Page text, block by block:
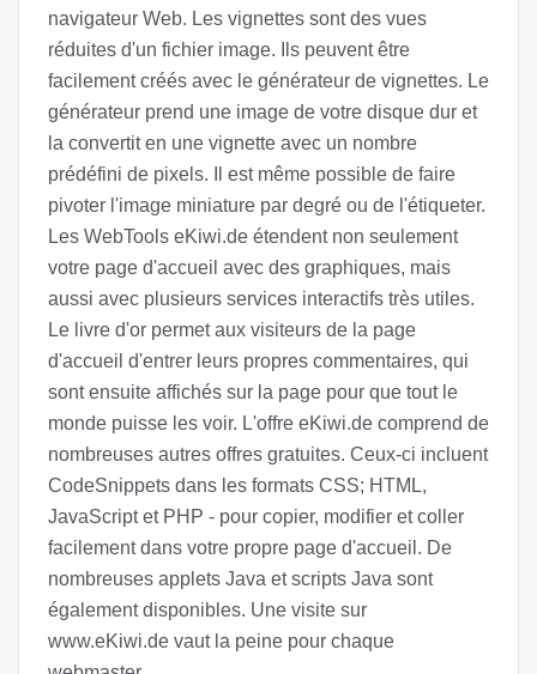
navigateur Web. Les vignettes sont des vues
réduites d'un fichier image. Ils peuvent être
facilement créés avec le générateur de vignettes. Le
générateur prend une image de votre disque dur et
la convertit en une vignette avec un nombre
prédéfini de pixels. Il est même possible de faire
pivoter l'image miniature par degré ou de l'étiqueter.
Les WebTools eKiwi.de étendent non seulement
votre page d'accueil avec des graphiques, mais
aussi avec plusieurs services interactifs très utiles.
Le livre d'or permet aux visiteurs de la page
d'accueil d'entrer leurs propres commentaires, qui
sont ensuite affichés sur la page pour que tout le
monde puisse les voir. L'offre eKiwi.de comprend de
nombreuses autres offres gratuites. Ceux-ci incluent
CodeSnippets dans les formats CSS; HTML,
JavaScript et PHP - pour copier, modifier et coller
facilement dans votre propre page d'accueil. De
nombreuses applets Java et scripts Java sont
également disponibles. Une visite sur
www.eKiwi.de vaut la peine pour chaque